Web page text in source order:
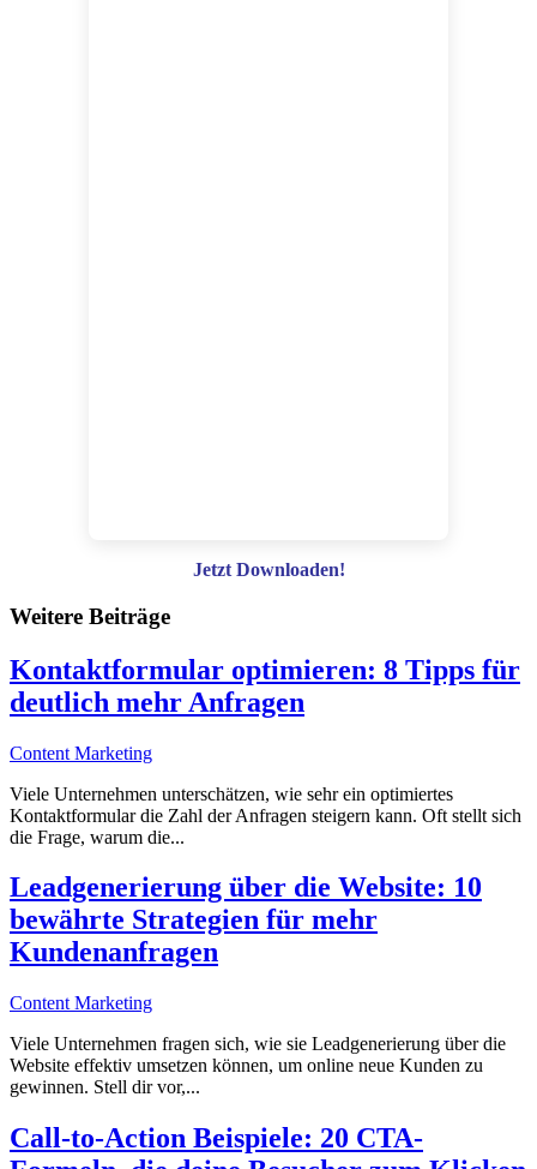
Jetzt Downloaden!
Weitere Beiträge
Kontaktformular optimieren: 8 Tipps für
deutlich mehr Anfragen
Content Marketing
Viele Unternehmen unterschätzen, wie sehr ein optimiertes
Kontaktformular die Zahl der Anfragen steigern kann. Oft stellt sich
die Frage, warum die...
Leadgenerierung über die Website: 10
bewährte Strategien für mehr
Kundenanfragen
Content Marketing
Viele Unternehmen fragen sich, wie sie Leadgenerierung über die
Website effektiv umsetzen können, um online neue Kunden zu
gewinnen. Stell dir vor,...
Call-to-Action Beispiele: 20 CTA-